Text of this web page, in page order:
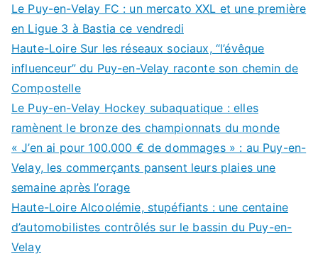
Le Puy-en-Velay FC : un mercato XXL et une première
en Ligue 3 à Bastia ce vendredi
Haute-Loire Sur les réseaux sociaux, “l’évêque
influenceur” du Puy-en-Velay raconte son chemin de
Compostelle
Le Puy-en-Velay Hockey subaquatique : elles
ramènent le bronze des championnats du monde
« J’en ai pour 100.000 € de dommages » : au Puy-en-
Velay, les commerçants pansent leurs plaies une
semaine après l’orage
Haute-Loire Alcoolémie, stupéfiants : une centaine
d’automobilistes contrôlés sur le bassin du Puy-en-
Velay